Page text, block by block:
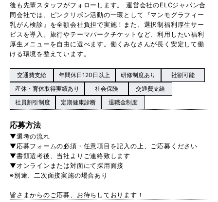
後も先輩スタッフがフォローします。 運営会社のELCジャパン合
同会社では、ピンクリボン活動の一環として『マンモグラフィー
乳がん検診』を全額会社負担で実施！また、選択制福利厚生サー
ビスを導入。旅行やテーマパークチケットなど、利用したい福利
厚生メニューを自由に選べます。働くみなさんが長く安定して働
ける環境を整えています。
交通費支給 年間休日120日以上 研修制度あり
社割可能
産休・育休取得実績あり
社会保険
交通費支給
社員割引制度
定期健康診断 退職金制度
応募方法
▼選考の流れ
▼応募フォームの必須・任意項目を記入の上、ご応募ください
▼書類選考後、当社よりご連絡致します
▼オンラインまたは対面にて採用面接
※別途、二次面接実施の場合あり
皆さまからのご応募、お待ちしております！